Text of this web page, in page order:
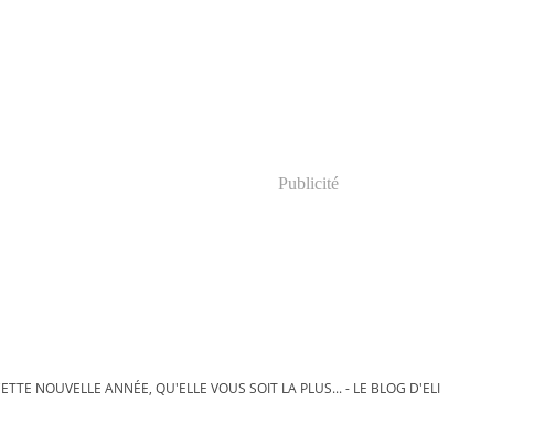
Publicité
NOUVELLE ANNÉE, QU'ELLE VOUS SOIT LA PLUS... - LE BLOG D'ELI